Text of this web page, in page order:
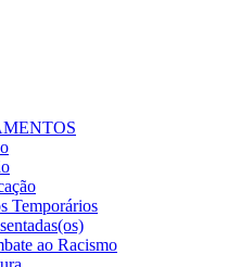
Temporários
ao Racismo